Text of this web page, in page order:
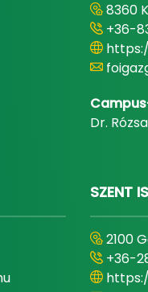
8360
+36-
Dr.
SZENT
2100
+36-